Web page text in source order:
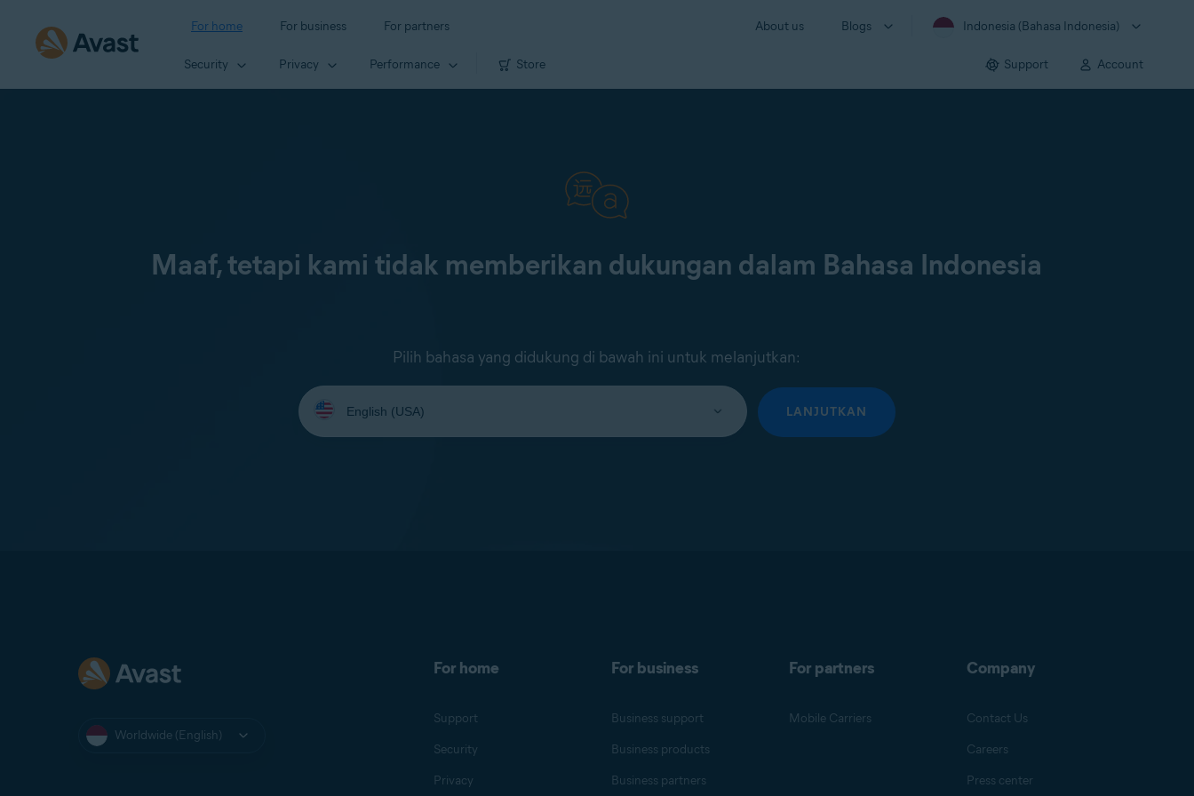
For home For business For partners About us Blogs Indonesia (Bahasa Indonesia)
Security Privacy Performance Store Support Account
Maaf, tetapi kami tidak memberikan dukungan dalam Bahasa Indonesia
Pilih bahasa yang didukung di bawah ini untuk melanjutkan:
Select
your
language:
LANJUTKAN
Worldwide (English)
For home
Support
Security
Privacy
For business
Business support
Business products
Business partners
For partners
Mobile Carriers
Company
Contact Us
Careers
Press center